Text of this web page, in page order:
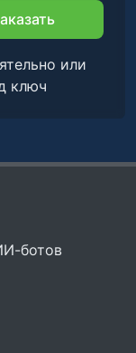
или
ключ
ботов